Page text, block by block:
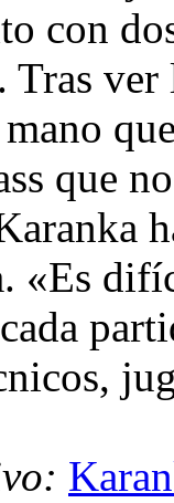
con
Tras
que
«Es